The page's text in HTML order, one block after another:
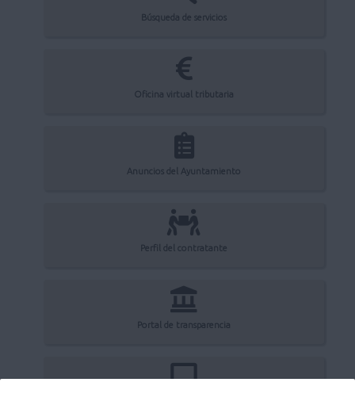
Búsqueda de servicios
Oficina virtual tributaria
Anuncios del Ayuntamiento
Perfil del contratante
Portal de transparencia